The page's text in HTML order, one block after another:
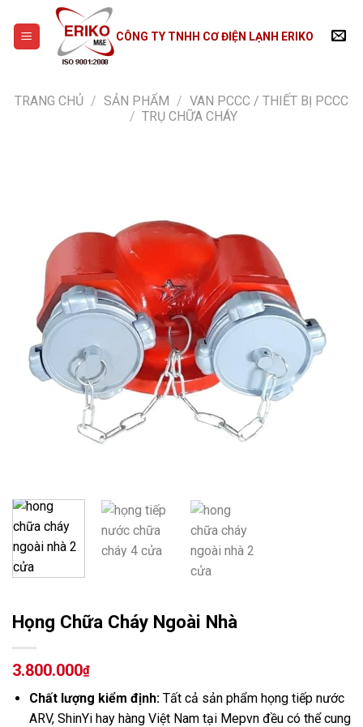
content
CÔNG TY TNHH CƠ ĐIỆN LẠNH ERIKO
TRANG CHỦ / SẢN PHẨM / VAN PCCC / THIẾT BỊ PCCC
/ TRỤ CHỮA CHÁY
Họng Chữa Cháy Ngoài Nhà
3.800.000₫
Chất lượng kiểm định:Tất cả sản phẩm họng tiếp nước
ARV, ShinYi hay hàng Việt Nam tại Mepvn đều có thể cung